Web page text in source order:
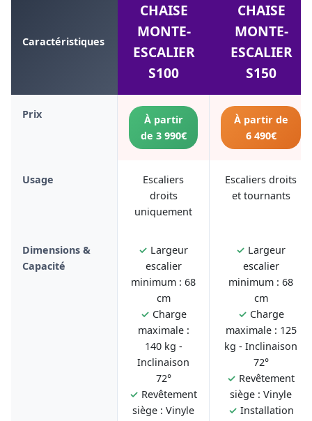
Caractéristiques
CHAISE
MONTE-
ESCALIER
S100
CHAISE
MONTE-
ESCALIER
S150
Prix
À partir
de 3 990€
À partir de
6 490€
Usage
Escaliers
droits
uniquement
Escaliers droits
et tournants
Dimensions &
Capacité
✓ Largeur
escalier
minimum : 68
cm
✓ Charge
maximale :
140 kg -
Inclinaison
72°
✓ Revêtement
siège : Vinyle
✓ Largeur
escalier
minimum : 68
cm
✓ Charge
maximale : 125
kg - Inclinaison
72°
✓ Revêtement
siège : Vinyle
✓ Installation